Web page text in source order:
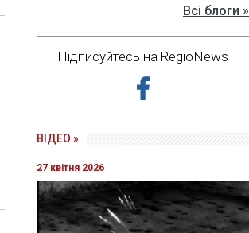
Всі блоги »
Підписуйтесь на RegioNews
ВІДЕО »
27 квітня 2026